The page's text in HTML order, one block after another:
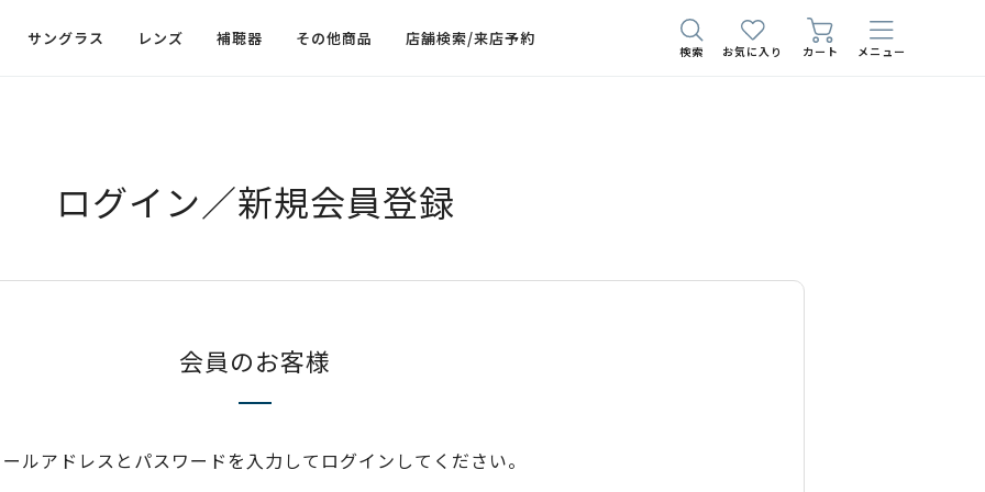
サングラス レンズ 補聴器 その他商品 店舗検索/来店予約
検索 お気に入り カート メニュー
ログイン／新規会員登録
会員のお客様
ルアドレスとパスワードを入力してログインしてください。